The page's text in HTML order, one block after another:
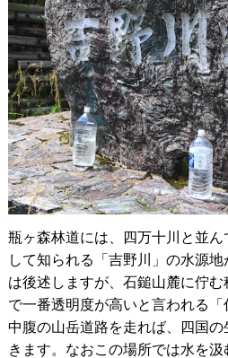
瓶ヶ森林道には、四万十川と並
して知られる「吉野川」の水源
は後述しますが、石鎚山麓に佇
で一番透明度が高いと言われる
中腹の山岳道路を走れば、四国
きます。なおこの場所では水を汲